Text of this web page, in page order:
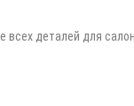
всех деталей для